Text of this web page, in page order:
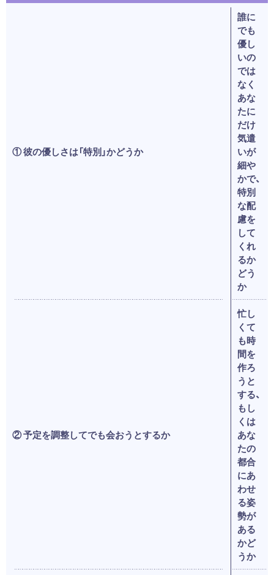
① 彼の優しさは「特別」かどうか
誰に
でも
優し
いの
では
なく
あな
たに
だけ
気遣
いが
細や
かで、
特別
な配
慮を
して
くれ
るか
どう
か
② 予定を調整してでも会おうとするか
忙し
くて
も時
間を
作ろ
うと
する、
もし
くは
あな
たの
都合
にあ
わせ
る姿
勢が
ある
かど
うか